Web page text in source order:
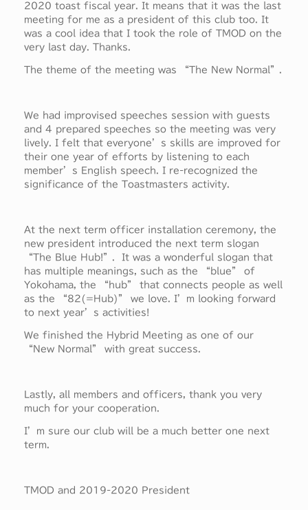
2020 toast fiscal year. It means that it was the last
meeting for me as a president of this club too. It
was a cool idea that I took the role of TMOD on the
very last day. Thanks.
The theme of the meeting was “The New Normal”.
We had improvised speeches session with guests
and 4 prepared speeches so the meeting was very
lively. I felt that everyone’s skills are improved for
their one year of efforts by listening to each
member’s English speech. I re-recognized the
significance of the Toastmasters activity.
At the next term officer installation ceremony, the
new president introduced the next term slogan
“The Blue Hub!”. It was a wonderful slogan that
has multiple meanings, such as the “blue” of
Yokohama, the “hub” that connects people as well
as the “82(=Hub)” we love. I’m looking forward
to next year’s activities!
We finished the Hybrid Meeting as one of our
“New Normal” with great success.
Lastly, all members and officers, thank you very
much for your cooperation.
I’m sure our club will be a much better one next
term.
TMOD and 2019-2020 President